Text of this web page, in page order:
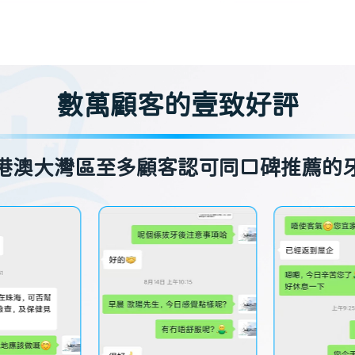
數萬顧客的壹致好評
澳大灣區至多顧客認可同口碑推薦的